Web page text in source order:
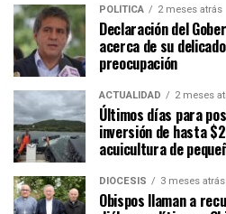
POLÍTICA 2 meses atrás
Declaración del
acerca de su
preocupación
ACTUALIDAD 2 meses
Últimos días para
inversión de hasta
acuicultura de
DIÓCESIS 3 meses atrás
Obispos llaman a